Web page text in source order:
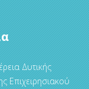
Δυτικής
Επιχειρησιακού